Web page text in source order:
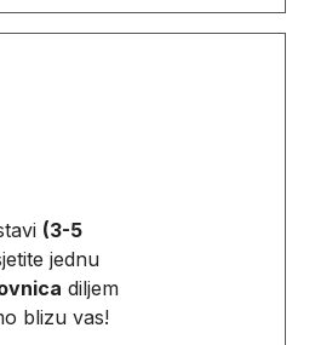
(3-5
jednu
diljem
blizu vas!